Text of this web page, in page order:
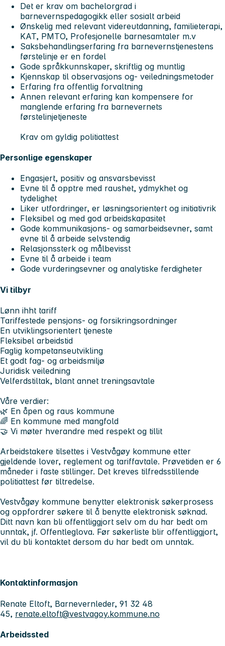
Det er krav om bachelorgrad i
barnevernspedagogikk eller sosialt arbeid
Ønskelig med relevant videreutdanning, familieterapi,
KAT, PMTO, Profesjonelle barnesamtaler m.v
Saksbehandlingserfaring fra barnevernstjenestens
førstelinje er en fordel
Gode språkkunnskaper, skriftlig og muntlig
Kjennskap til observasjons og- veiledningsmetoder
Erfaring fra offentlig forvaltning
Annen relevant erfaring kan kompensere for
manglende erfaring fra barnevernets
førstelinjetjeneste
Krav om gyldig politiattest
Personlige egenskaper
Engasjert, positiv og ansvarsbevisst
Evne til å opptre med raushet, ydmykhet og
tydelighet
Liker utfordringer, er løsningsorientert og initiativrik
Fleksibel og med god arbeidskapasitet
Gode kommunikasjons- og samarbeidsevner, samt
evne til å arbeide selvstendig
Relasjonssterk og målbevisst
Evne til å arbeide i team
Gode vurderingsevner og analytiske ferdigheter
Vi tilbyr
Lønn ihht tariff
Tariffestede pensjons- og forsikringsordninger
En utviklingsorientert tjeneste
Fleksibel arbeidstid
Faglig kompetanseutvikling
Et godt fag- og arbeidsmiljø
Juridisk veiledning
Velferdstiltak, blant annet treningsavtale
Våre verdier:
🌿 En åpen og raus kommune
🌈 En kommune med mangfold
🤝 Vi møter hverandre med respekt og tillit
Arbeidstakere tilsettes i Vestvågøy kommune etter
gjeldende lover, reglement og tariffavtale. Prøvetiden er 6
måneder i faste stillinger. Det kreves tilfredsstillende
politiattest før tiltredelse.
Vestvågøy kommune benytter elektronisk søkerprosess
og oppfordrer søkere til å benytte elektronisk søknad.
Ditt navn kan bli offentliggjort selv om du har bedt om
unntak, jf. Offentleglova. Før søkerliste blir offentliggjort,
vil du bli kontaktet dersom du har bedt om unntak.
Kontaktinformasjon
Renate Eltoft, Barnevernleder, 91 32 48
45, renate.eltoft@vestvagoy.kommune.no
Arbeidssted